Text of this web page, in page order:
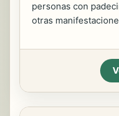
personas con
otras